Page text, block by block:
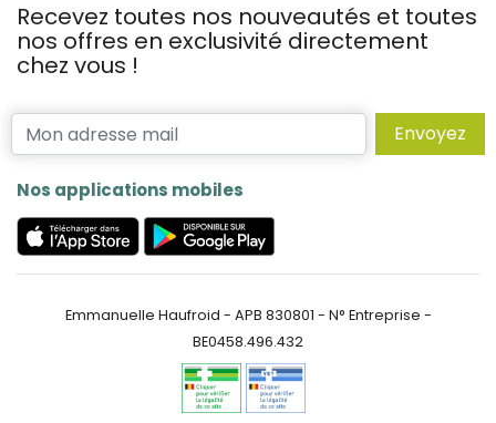
Recevez toutes nos nouveautés et toutes
nos offres en exclusivité directement
chez vous !
Envoyez
Nos applications mobiles
Emmanuelle Haufroid - APB 830801 - N° Entreprise -
BE0458.496.432